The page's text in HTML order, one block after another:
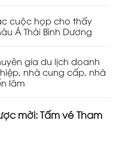
cuộc họp cho thấy
Á Thái Bình Dương
gia du lịch doanh
nhà cung cấp, nhà
lãm
mời: Tấm vé Tham